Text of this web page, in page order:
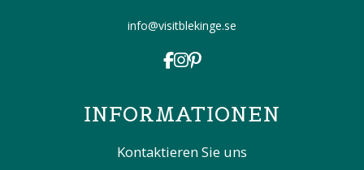
info@visitblekinge.se
INFORMATIONEN
Kontaktieren Sie uns